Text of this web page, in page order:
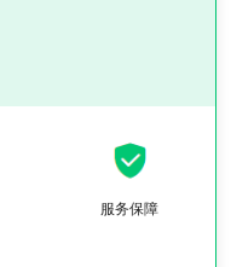
服务保障